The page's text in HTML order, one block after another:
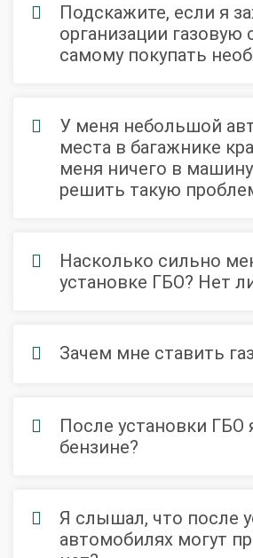
О автосервисе
Установка ГБО за 6
BRC
OMVL LOVATO KME
Замена датчика давления
Замена
Свидетельство на ГБО
Подскажите, если я
организации
самому покупать
У меня небольшой
места в багажнике
меня ничего в
решить такую
Насколько сильно
установке ГБО? Нет
Зачем мне ставить
После установки ГБО
бензине?
Я слышал, что после
автомобилях могут